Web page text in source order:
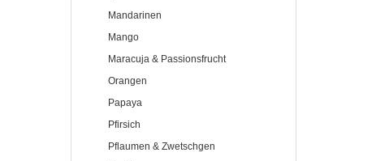
Mandarinen
Mango
Maracuja & Passionsfrucht
Orangen
Papaya
Pfirsich
Pflaumen & Zwetschgen